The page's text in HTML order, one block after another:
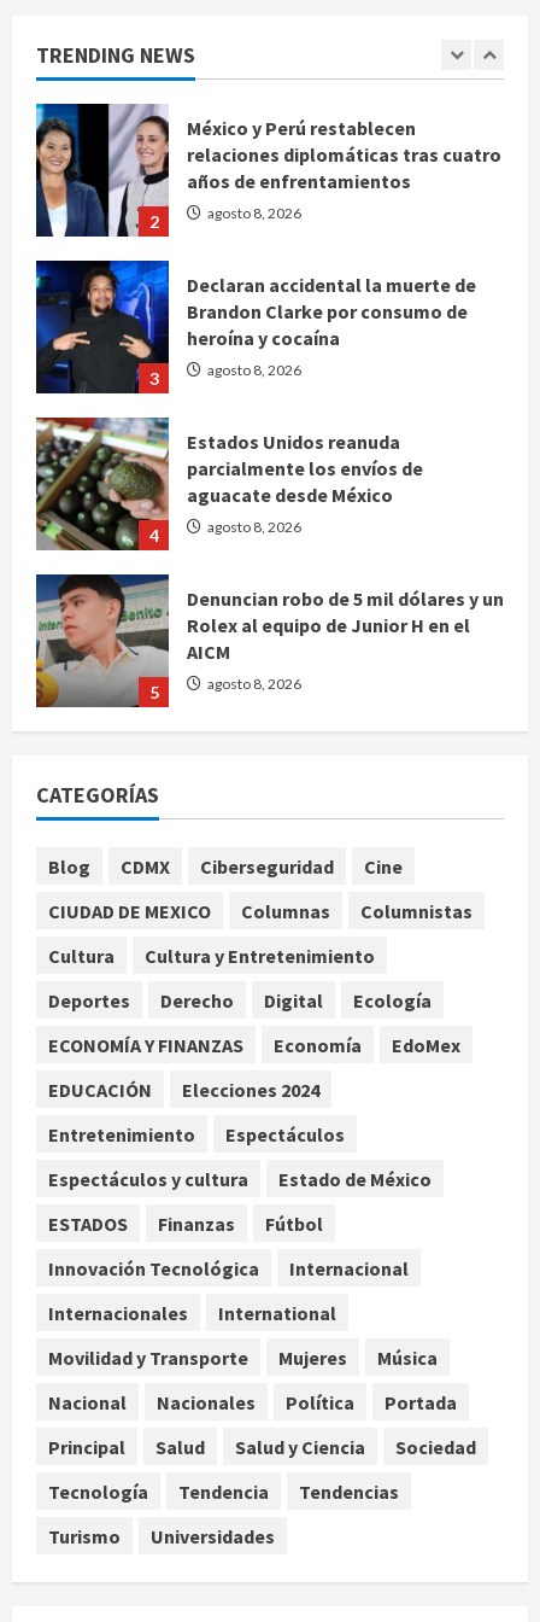
TRENDING NEWS
1
2
México y Perú restablecen
relaciones diplomáticas tras cuatro
años de enfrentamientos
agosto 8, 2026
3
Declaran accidental la muerte de
Brandon Clarke por consumo de
heroína y cocaína
agosto 8, 2026
4
Estados Unidos reanuda
parcialmente los envíos de
aguacate desde México
agosto 8, 2026
5
Denuncian robo de 5 mil dólares y un
Rolex al equipo de Junior H en el
AICM
agosto 8, 2026
México y Perú restablecen
años de enfrentamientos
agosto 8, 2026
Brandon Clarke por consumo de
heroína y cocaína
4
Estados Unidos reanuda
aguacate desde México
agosto 8, 2026
Rolex al equipo de Junior H en el
AICM
CATEGORÍAS
Blog CDMX Ciberseguridad
Cine
CIUDAD DE MEXICO
Columnas
Columnistas
Cultura
Cultura y Entretenimiento
Deportes
Derecho Digital
Ecología
ECONOMÍA Y FINANZAS
Economía
EdoMex
EDUCACIÓN
Elecciones 2024
Entretenimiento
Espectáculos
Espectáculos y cultura
Estado de México
ESTADOS
Finanzas
Fútbol
Innovación Tecnológica
Internacional
Internacionales
International
Movilidad y Transporte
Mujeres
Música
Nacional
Nacionales Política
Portada
Principal
Salud Salud y Ciencia
Sociedad
Tecnología
Tendencia
Tendencias
Turismo
Universidades